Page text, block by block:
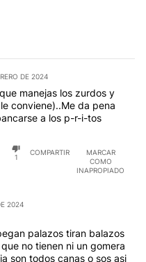
DE 2024
manejas los zurdos y
conviene)..Me da pena
a los p-r-i-tos
1
COMPARTIR
MARCAR
COMO
INAPROPIADO
2024
palazos tiran balazos
no tienen ni un gomera
son todos canas o sos asi